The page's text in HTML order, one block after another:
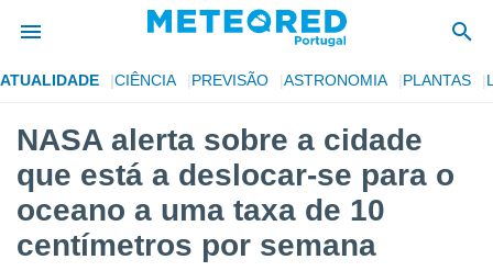
da
foi
para
as
fornecidas
ATUALIDADE CIÊNCIA PREVISÃO ASTRONOMIA PLANTAS
NASA alerta sobre a cidade
que está a deslocar-se para o
oceano a uma taxa de 10
centímetros por semana